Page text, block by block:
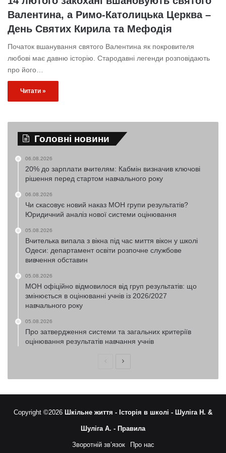
Валентина, а Римо-Католицька Церква –
День Святих Кирила та Мефодія
Початок вшанування святого Валентина як покровителя
любові має давню історію. Стародавні легенди розповідають
про його…
Читати »
Головні новини
06.08.2026
20% до зарплати вчителям: Кабмін визначив ключові
рішення перед стартом навчального року
06.08.2026
Чи скасовує новий наказ МОН групи результатів?
Юридичний аналіз нової системи оцінювання
05.08.2026
Вчителька випала з вікна під час миття вікон у школі
Одеси: департамент освіти розпочне службове
вивчення обставин
05.08.2026
МОН офіційно відмовилося від груп результатів: що
змінюється в оцінюванні учнів із 2026/2027
навчального року
05.08.2026
Про затвердження системи та загальних критеріїв
оцінювання результатів навчання учнів
ПопередняНаступна
Copyright ©2026 Шкільне життя - Історія в школі - Шуліга Н. &
Шуліга А. - Правила
Зворотній зв’язок Про нас